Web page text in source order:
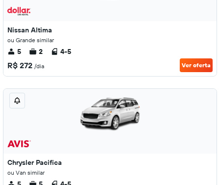
Nissan Altima
ou Grande similar
5 2 4-5
R$ 272 /dia Ver oferta
Chrysler Pacifica
ou Van similar